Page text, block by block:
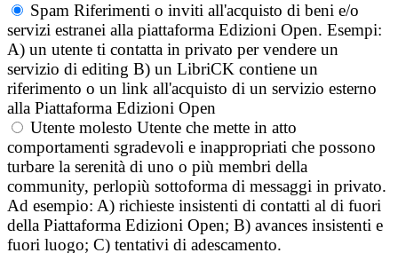
Spam Riferimenti o inviti all'acquisto di beni e/o
servizi estranei alla piattaforma Edizioni Open. Esempi:
A) un utente ti contatta in privato per vendere un
servizio di editing B) un LibriCK contiene un
riferimento o un link all'acquisto di un servizio esterno
alla Piattaforma Edizioni Open
Utente molesto Utente che mette in atto
comportamenti sgradevoli e inappropriati che possono
turbare la serenità di uno o più membri della
community, perlopiù sottoforma di messaggi in privato.
Ad esempio: A) richieste insistenti di contatti al di fuori
della Piattaforma Edizioni Open; B) avances insistenti e
fuori luogo; C) tentativi di adescamento.